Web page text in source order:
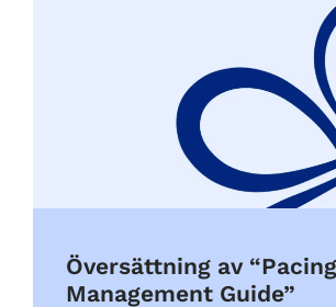
Översättning av
Management Guide”